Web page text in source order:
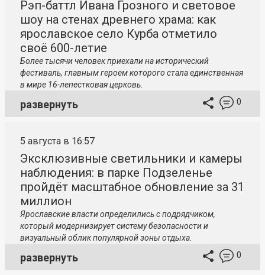
Рэп-баттл Ивана Грозного и световое
шоу на стенах древнего храма: как
ярославское село Курба отметило
своё 600-летие
Более тысячи человек приехали на исторический
фестиваль, главным героем которого стала единственная
в мире 16-лепестковая церковь.
развернуть 0
5 августа в 16:57
Эксклюзивные светильники и камеры
наблюдения: в парке Подзеленье
пройдёт масштабное обновление за 31
миллион
Ярославские власти определились с подрядчиком,
который модернизирует систему безопасности и
визуальный облик популярной зоны отдыха.
развернуть 0